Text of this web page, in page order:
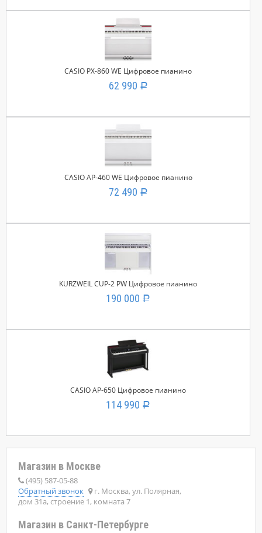
CASIO PX-860 WE Цифровое пианино
62 990 Р
CASIO AP-460 WE Цифровое пианино
72 490 Р
KURZWEIL CUP-2 PW Цифровое пианино
190 000 Р
CASIO AP-650 Цифровое пианино
114 990 Р
Магазин в Москве
(495) 587-05-88
Обратный звонок
г. Москва, ул. Полярная,
дом 31а, строение 1, комната 7
Магазин в Санкт-Петербурге